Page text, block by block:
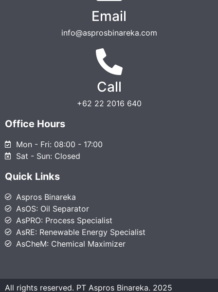
Email
info@asprosbinareka.com
Call
+62 22 2016 640
Office Hours
Mon - Fri: 08:00 - 17:00
Sat - Sun: Closed
Quick Links
Aspros Binareka
AsOS: Oil Separator
AsPRO: Process Specialist
AsRE: Renewable Energy Specialist
AsCheM: Chemical Maximizer
All rights reserved. PT Aspros Binareka. 2025